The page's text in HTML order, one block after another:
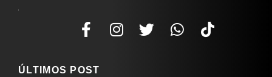
ÚLTIMOS POST